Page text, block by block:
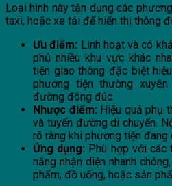
Loại hình này tận dụng các
taxi, hoặc xe tải để hiển thị thông
Ưu điểm: Linh hoạt và có
phủ nhiều khu vực khác
tiện giao thông đặc biệt
phương tiện thường
đường đông đúc.
Nhược điểm: Hiệu quả phụ
và tuyến đường di chuyển.
rõ ràng khi phương tiện đang
Ứng dụng: Phù hợp với các
năng nhận diện nhanh
phẩm, đồ uống, hoặc sản